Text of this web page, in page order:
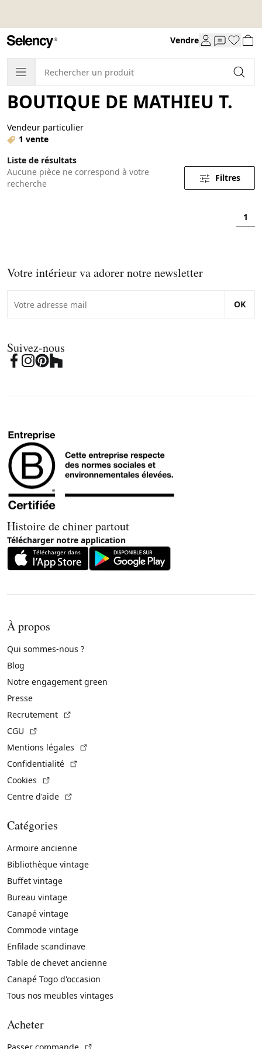
Vendre
BOUTIQUE DE MATHIEU T.
Vendeur particulier
1 vente
Liste de résultats
Aucune pièce ne correspond à votre
recherche
Filtres
1
Votre intérieur va adorer notre newsletter
OK
Suivez-nous
Histoire de chiner partout
Télécharger notre application
À propos
Qui sommes-nous ?
Blog
Notre engagement green
Presse
Recrutement
CGU
Mentions légales
Confidentialité
Cookies
Centre d'aide
Catégories
Armoire ancienne
Bibliothèque vintage
Buffet vintage
Bureau vintage
Canapé vintage
Commode vintage
Enfilade scandinave
Table de chevet ancienne
Canapé Togo d'occasion
Tous nos meubles vintages
Acheter